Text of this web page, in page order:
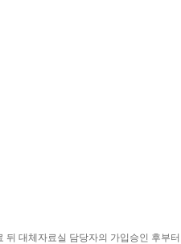
뒤 대체자료실 담당자의 가입승인 후부